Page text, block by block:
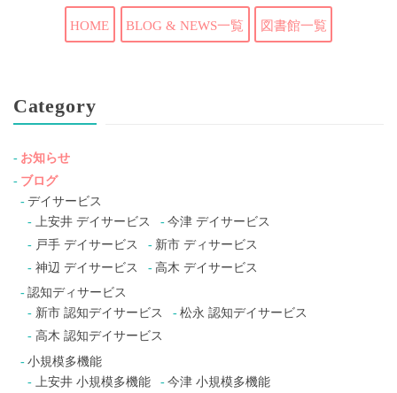
HOME BLOG & NEWS一覧 図書館一覧
Category
お知らせ
ブログ
デイサービス
上安井 デイサービス
今津 デイサービス
戸手 デイサービス
新市 ディサービス
神辺 デイサービス
高木 デイサービス
認知ディサービス
新市 認知デイサービス
松永 認知デイサービス
高木 認知デイサービス
小規模多機能
上安井 小規模多機能
今津 小規模多機能